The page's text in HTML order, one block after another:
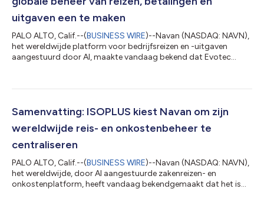
uitgaven een te maken
PALO ALTO, Calif.--(BUSINESS WIRE)--Navan (NASDAQ: NAVN),
het wereldwijde platform voor bedrijfsreizen en -uitgaven
aangestuurd door AI, maakte vandaag bekend dat Evotec
ontwikkelen van geneesmiddelen, Navan heeft geselecteerd om
belangrijkste wereldwijde markten te beheren. Evotec is een
bedrijf actief in biowetensch...
Samenvatting: ISOPLUS kiest Navan om zijn
wereldwijde reis- en onkostenbeheer te
centraliseren
PALO ALTO, Calif.--(BUSINESS WIRE)--Navan (NASDAQ: NAVN),
het wereldwijde, door AI aangestuurde zakenreizen- en
onkostenplatform, heeft vandaag bekendgemaakt dat het is